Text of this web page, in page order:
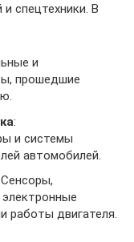
спецтехники. В
и
прошедшие
:
и системы
автомобилей.
работы двигателя.